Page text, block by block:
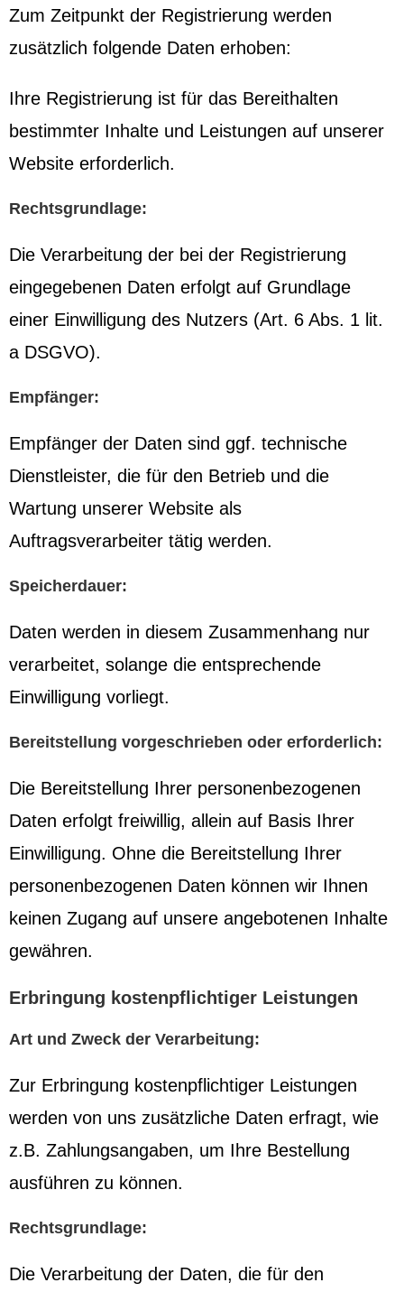
Zum Zeitpunkt der Registrierung werden
zusätzlich folgende Daten erhoben:
Ihre Registrierung ist für das Bereithalten
bestimmter Inhalte und Leistungen auf unserer
Website erforderlich.
Rechtsgrundlage:
Die Verarbeitung der bei der Registrierung
eingegebenen Daten erfolgt auf Grundlage
einer Einwilligung des Nutzers (Art. 6 Abs. 1 lit.
a DSGVO).
Empfänger:
Empfänger der Daten sind ggf. technische
Dienstleister, die für den Betrieb und die
Wartung unserer Website als
Auftragsverarbeiter tätig werden.
Speicherdauer:
Daten werden in diesem Zusammenhang nur
verarbeitet, solange die entsprechende
Einwilligung vorliegt.
Bereitstellung vorgeschrieben oder erforderlich:
Die Bereitstellung Ihrer personenbezogenen
Daten erfolgt freiwillig, allein auf Basis Ihrer
Einwilligung. Ohne die Bereitstellung Ihrer
personenbezogenen Daten können wir Ihnen
keinen Zugang auf unsere angebotenen Inhalte
gewähren.
Erbringung kostenpflichtiger Leistungen
Art und Zweck der Verarbeitung:
Zur Erbringung kostenpflichtiger Leistungen
werden von uns zusätzliche Daten erfragt, wie
z.B. Zahlungsangaben, um Ihre Bestellung
ausführen zu können.
Rechtsgrundlage:
Die Verarbeitung der Daten, die für den